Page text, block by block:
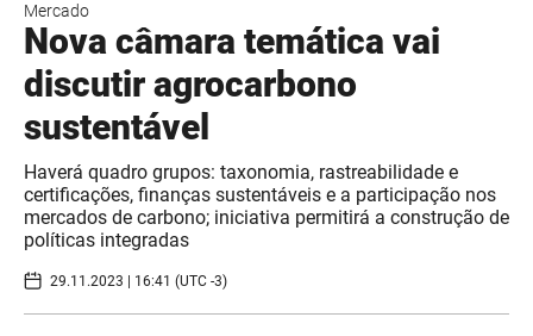
Mercado
Nova câmara temática vai
discutir agrocarbono
sustentável
Haverá quadro grupos: taxonomia, rastreabilidade e
certificações, finanças sustentáveis e a participação nos
mercados de carbono; iniciativa permitirá a construção de
políticas integradas
29.11.2023 | 16:41 (UTC -3)